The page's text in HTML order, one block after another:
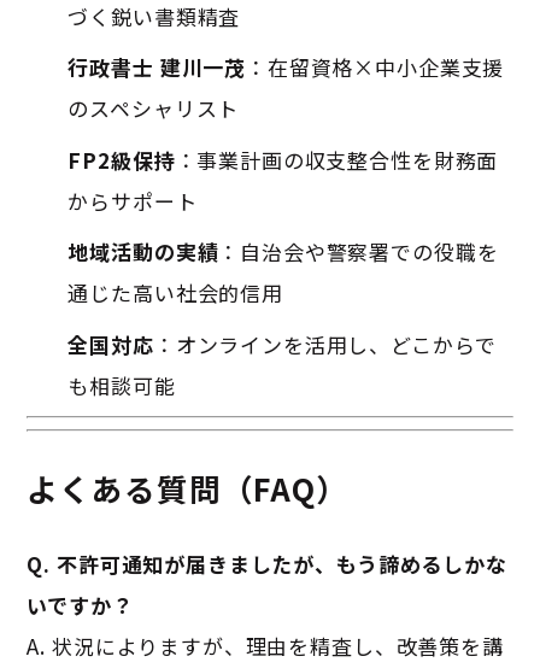
づく鋭い書類精査
行政書士 建川一茂 ：在留資格×中小企業支援
のスペシャリスト
FP2級保持 ：事業計画の収支整合性を財務面
からサポート
地域活動の実績 ：自治会や警察署での役職を
通じた高い社会的信用
全国対応 ：オンラインを活用し、どこからで
も相談可能
よくある質問（FAQ）
Q. 不許可通知が届きましたが、もう諦めるしかな
いですか？
A. 状況によりますが、理由を精査し、改善策を講